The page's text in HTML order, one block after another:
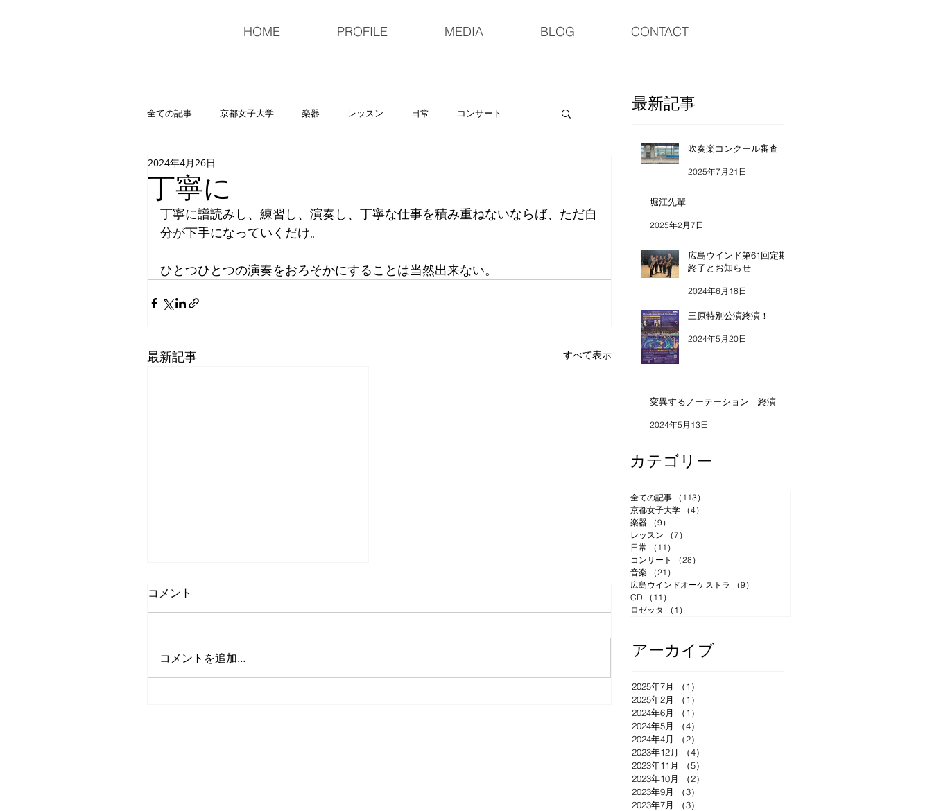
HOME PROFILE MEDIA BLOG CONTACT
全ての記事 京都女子大学 楽器 レッスン 日常 コンサート
音楽
丁寧に
2024年4月26日
丁寧に譜読みし、練習し、演奏し、丁寧な仕事を積み重ねないならば、ただ自
分が下手になっていくだけ。
ひとつひとつの演奏をおろそかにすることは当然出来ない。
最新記事 すべて表示
吹奏楽コンクール審査
コメント
コメントを追加…
最新記事
吹奏楽コンクール審査
2025年7月21日
堀江先輩
2025年2月7日
広島ウインド第61回定期
終了とお知らせ
2024年6月18日
三原特別公演終演！
2024年5月20日
変異するノーテーション 終演
2024年5月13日
カテゴリー
全ての記事 （113）
京都女子大学
（4）
楽器
（9）
レッスン
（7）
日常
（11）
コンサート
（28）
音楽
（21）
広島ウインドオーケストラ
（9）
CD
（11）
ロゼッタ
（1）
アーカイブ
2025年7月 （1）
2025年2月
（1）
2024年6月
（1）
2024年5月
（4）
2024年4月
（2）
2023年12月
（4）
2023年11月
（5）
2023年10月
（2）
2023年9月
（3）
2023年7月
（3）